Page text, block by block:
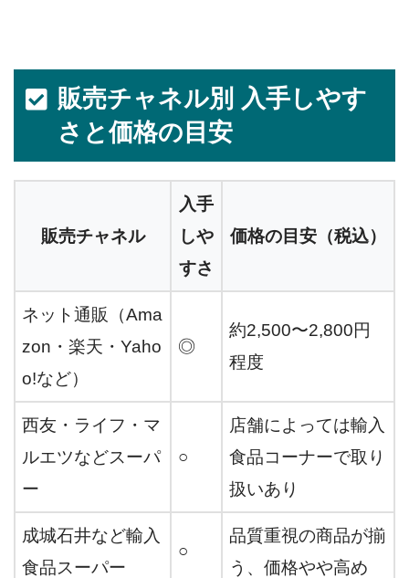
販売チャネル別 入手しやす
さと価格の目安
販売チャネル
入手
しや
すさ
価格の目安（税込）
ネット通販（Ama
zon・楽天・Yaho
o!など）
◎
約2,500〜2,800円
程度
西友・ライフ・マ
ルエツなどスーパ
ー
○
店舗によっては輸入
食品コーナーで取り
扱いあり
成城石井など輸入
食品スーパー
○
品質重視の商品が揃
う、価格やや高め